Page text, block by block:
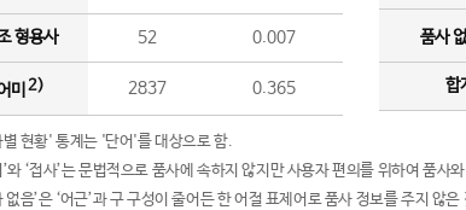
형용사 52 0.007
미 2) 2837 0.365
품사
합
현황' 통계는 '단어'를 대상으로 함.
와 ‘접사’는 문법적으로 품사에 속하지 않지만 사용자 편의를 위하여 품사
없음’은 ‘어근’과 구 구성이 줄어든 한 어절 표제어로 품사 정보를 주지 않은